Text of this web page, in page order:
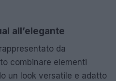
all’elegante
da
combinare elementi
un look versatile e adatto